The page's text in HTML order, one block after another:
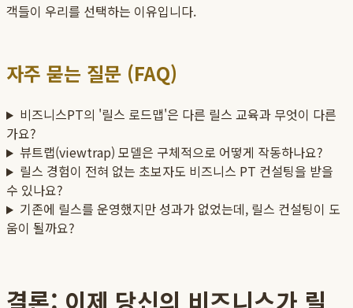
객들이 우리를 선택하는 이유입니다.
자주 묻는 질문 (FAQ)
비즈니스PT의 '릴스 로드맵'은 다른 릴스 교육과 무엇이 다른
가요?
뷰트랩(viewtrap) 모델은 구체적으로 어떻게 작동하나요?
릴스 경험이 전혀 없는 초보자도 비즈니스 PT 컨설팅을 받을
수 있나요?
기존에 릴스를 운영했지만 성과가 없었는데, 릴스 컨설팅이 도
움이 될까요?
결론: 이제 당신의 비즈니스가 릴